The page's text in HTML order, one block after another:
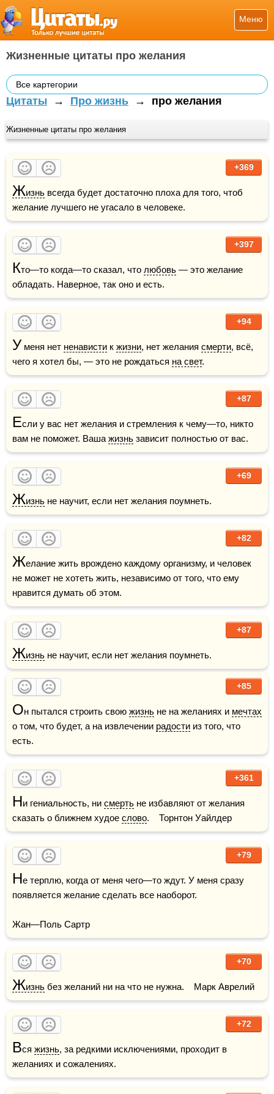
Меню
Жизненные цитаты про желания
Все картегории
Цитаты → Про жизнь → про желания
Жизненные цитаты про желания
+369
Жизнь всегда будет достаточно плоха для того, чтоб
желание лучшего не угасало в человеке.
+397
Кто—то когда—то сказал, что любовь — это желание
обладать. Наверное, так оно и есть.
+94
У меня нет ненависти к жизни, нет желания смерти, всё,
чего я хотел бы, — это не рождаться на свет.
+87
Если у вас нет желания и стремления к чему—то, никто
вам не поможет. Ваша жизнь зависит полностью от вас.
+69
Жизнь не научит, если нет желания поумнеть.
+82
Желание жить врождено каждому организму, и человек
не может не хотеть жить, независимо от того, что ему
нравится думать об этом.
+87
Жизнь не научит, если нет желания поумнеть.
+85
Он пытался строить свою жизнь не на желаниях и мечтах
о том, что будет, а на извлечении радости из того, что
есть.
+361
Ни гениальность, ни смерть не избавляют от желания
сказать о ближнем худое слово.    Торнтон Уайлдер
+79
Не терплю, когда от меня чего—то ждут. У меня сразу
появляется желание сделать все наоборот.
Жан—Поль Сартр
+70
Жизнь без желаний ни на что не нужна.    Марк Аврелий
+72
Вся жизнь, за редкими исключениями, проходит в
желаниях и сожалениях.